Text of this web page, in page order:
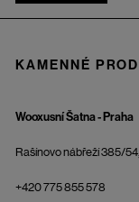
KAMENNÉ
Wooxusní Šatna - Praha
Rašínovo nábřeží 385/
+420 775 855 578